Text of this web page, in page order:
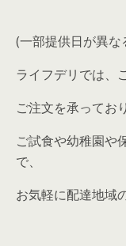
(一部提供日が異
ライフデリでは、
ご注文を承ってお
ご試食や幼稚園や
で、
お気軽に配達地域